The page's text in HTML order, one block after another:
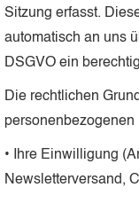
Sitzung erfasst.
automatisch an uns
DSGVO ein
Die rechtlichen
• Ihre Einwilligung
Newsletterversand,